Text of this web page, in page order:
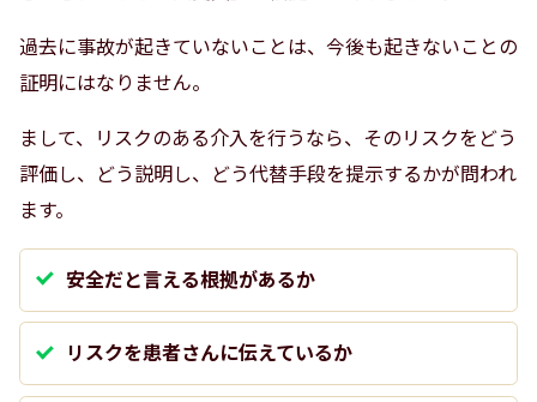
過去に事故が起きていないことは、今後も起きないことの
証明にはなりません。
まして、リスクのある介入を行うなら、そのリスクをどう
評価し、どう説明し、どう代替手段を提示するかが問われ
ます。
安全だと言える根拠があるか
リスクを患者さんに伝えているか